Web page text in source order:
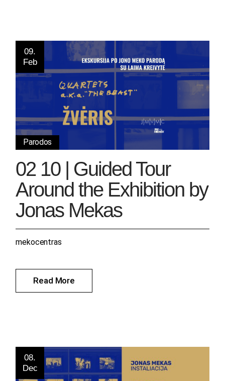
09.
Feb
Parodos
02 10 | Guided Tour
Around the Exhibition by
Jonas Mekas
Read More
mekocentras
08.
Dec